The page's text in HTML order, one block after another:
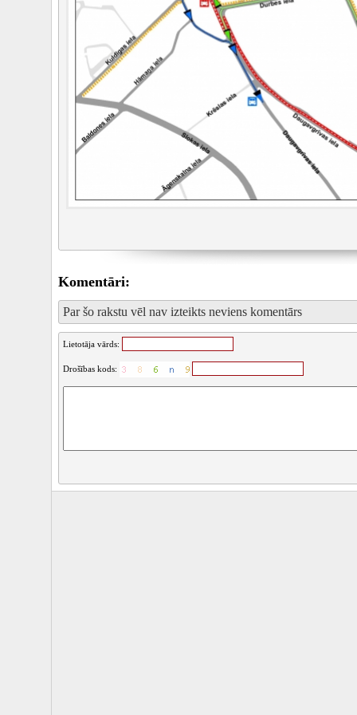
Komentāri:
Par šo rakstu vēl nav izteikts neviens komentārs
Lietotāja vārds:
Drošības kods: